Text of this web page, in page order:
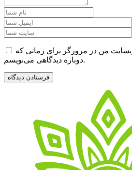
من در مرورگر برای زمانی که
دوباره دیدگاهی می‌نویسم.